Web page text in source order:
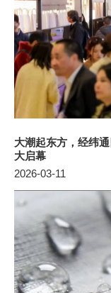
大潮起东方，经纬
大启幕
2026-03-11